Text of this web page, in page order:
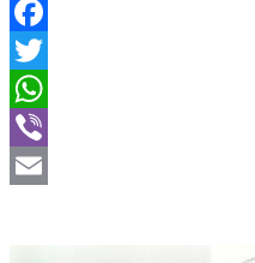
Facebook
Twitter
WhatsApp
Viber